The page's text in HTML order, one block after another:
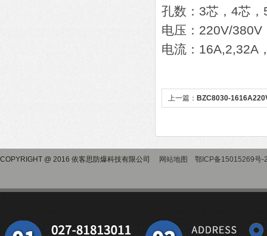
孔数：3芯，4芯，
电压：220V/380V
电流：16A,2,32A
上一篇： BZC8030-
COPYRIGHT @ 2016 依客思防爆科技有限公司 网站地图 鄂ICP备15015269号-